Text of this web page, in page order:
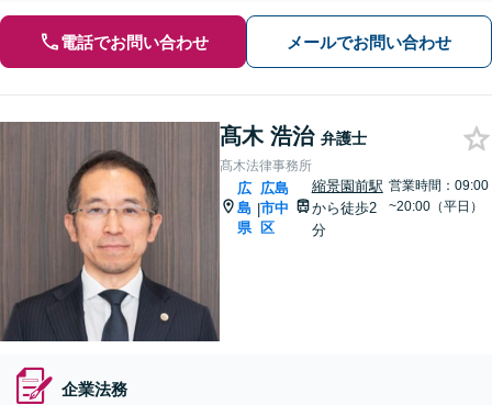
電話でお問い合わせ メールでお問い合わせ
髙木 浩治 弁護士
髙木法律事務所
広
島
県
|
広島
市中
区
縮景園前駅
から徒歩2
分
営業時間：09:00
~20:00（平日）
企業法務